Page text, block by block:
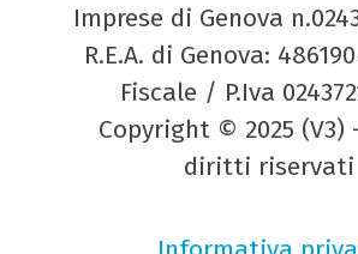
Imprese di Genova
R.E.A. di Genova:
Fiscale / P.Iva
Copyright © 2025
diritti riservati